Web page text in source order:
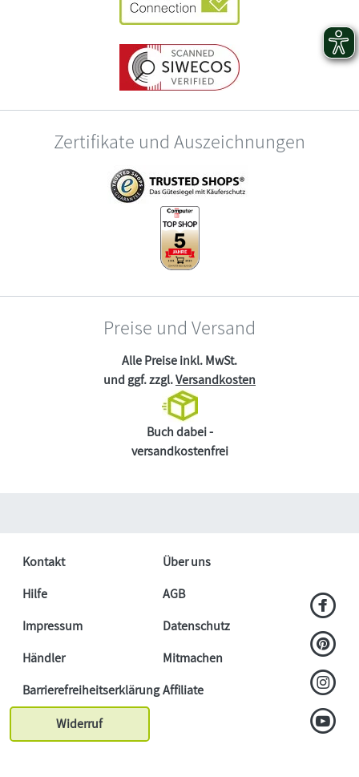
Zertifikate und Auszeichnungen
Preise und Versand
Alle Preise inkl. MwSt.
und ggf. zzgl.Versandkosten
Buch dabei -
versandkostenfrei
Kontakt
Über uns
Hilfe
AGB
Impressum
Datenschutz
Händler
Mitmachen
BarrierefreiheitserklärungAffiliate
Widerruf